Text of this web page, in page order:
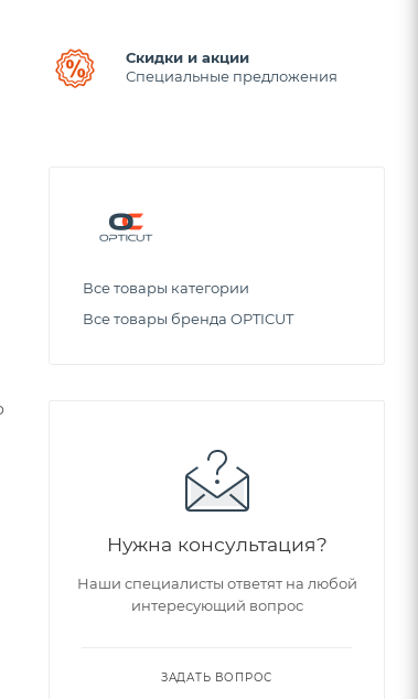
Скидки и акции
Специальные предложения
Все товары категории
Все товары бренда OPTICUT
Нужна консультация?
Наши специалисты ответят на любой
интересующий вопрос
ЗАДАТЬ ВОПРОС